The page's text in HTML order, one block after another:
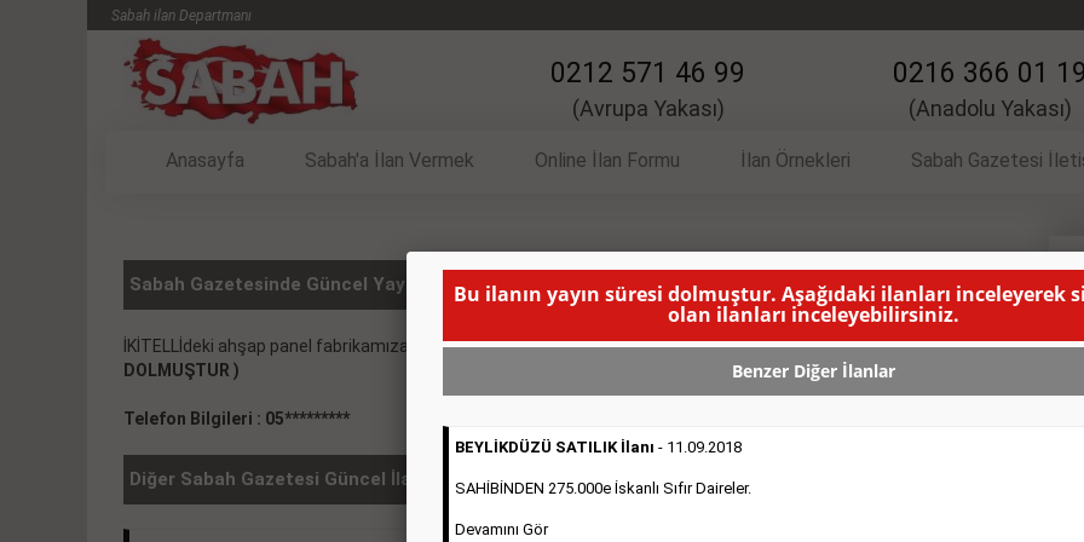
Sabah ilan Departmanı
0212 571 46 99
(Avrupa Yakası)
0216 366 01
(Anadolu Yakası)
Anasayfa Sabah'a İlan Vermek Online İlan Formu İlan Örnekleri Sabah Gazetesi
Sabah Gazetesinde Güncel Yayınlanmış KİRALIK İlanı
İKİTELLİdeki ahşap panel fabrikamıza vasıflı vasıfsız bay bayan eleman alınacaktır.( BU İLANIN YAYINLANMA SÜRESİ
DOLMUŞTUR )
Telefon Bilgileri : 05*********
Diğer Sabah Gazetesi Güncel İlanlar
Bu ilanın yayın süresi dolmuştur. Aşağıdaki ilanları inceleyerek
olan ilanları inceleyebilirsiniz.
Benzer Diğer İlanlar
BEYLİKDÜZÜ SATILIK İlanı - 11.09.2018
SAHİBİNDEN 275.000e İskanlı Sıfır Daireler.
Devamını Gör